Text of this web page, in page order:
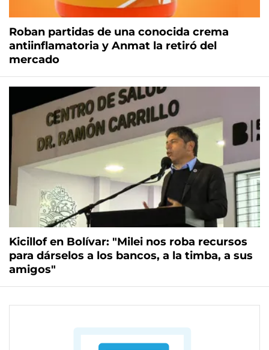
Roban partidas de una conocida crema
antiinflamatoria y Anmat la retiró del
mercado
Kicillof en Bolívar: "Milei nos roba recursos
para dárselos a los bancos, a la timba, a sus
amigos"